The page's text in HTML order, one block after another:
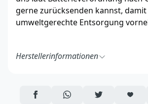
gerne zurücksenden kannst,
umweltgerechte Entsorgung
Herstellerinformationen
3415 Hasle
Schweiz
AUF FACEBOOK TEILEN
ÜBER WHATSAPP TEILEN
AUF TWITTER